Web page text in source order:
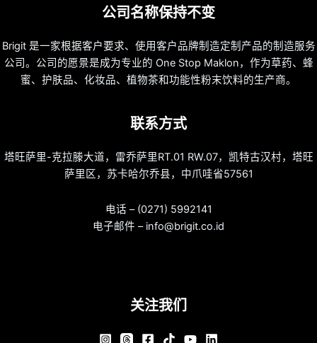
公司名称保持不变
Brigit 是一家根据客户要求、使用客户品牌制造定制产品的制造服务
公司。公司的愿景是成为专业的 One Stop Maklon，作为草药、蜂
蜜、护肤品、化妆品、植物茶和功能性粉末饮料的生产商。
联系方式
塔旺萨里-克拉滕大道，雷乔萨里RT.01 RW.07，凯特古汉村，塔旺
萨里区，苏卡哈尔乔县，中爪哇省57561
电话 – (0271) 5992141
电子邮件 – info@brigit.co.id
关注我们